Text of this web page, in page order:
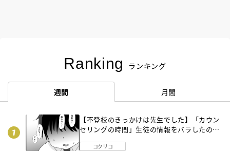
Ranking ランキング
週間 月間
【不登校のきっかけは先生でした】「カウン
セリングの時間」生徒の情報をバラしたの
コクリコ